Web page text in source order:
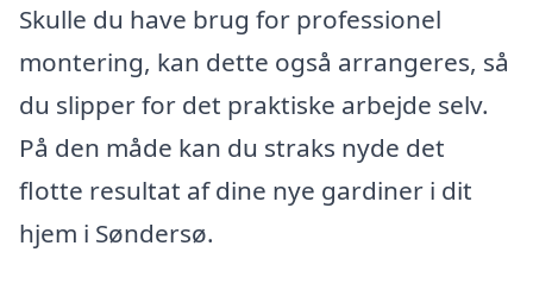
Skulle du have brug for professionel
montering, kan dette også arrangeres, så
du slipper for det praktiske arbejde selv.
På den måde kan du straks nyde det
flotte resultat af dine nye gardiner i dit
hjem i Søndersø.